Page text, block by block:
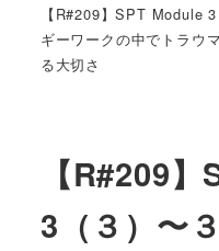
【R#209】SPT Module
ギーワークの中でトラウ
る大切さ
【R#209
3（３）〜